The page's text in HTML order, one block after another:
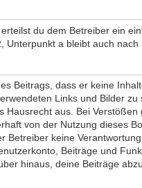
du dem Betreiber ein
Unterpunkt a bleibt auch
Beitrags, dass er keine
Links und Bilder zu
Hausrecht aus. Bei
von der Nutzung dieses
Betreiber keine
Beiträge und
hinaus, deine Beiträge